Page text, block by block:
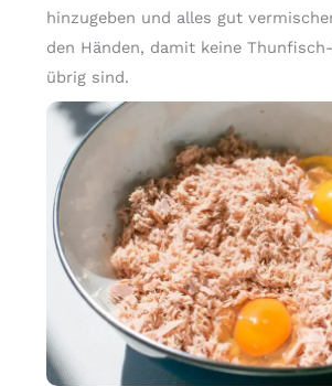
hinzugeben und alles gut
den Händen, damit keine
übrig sind.